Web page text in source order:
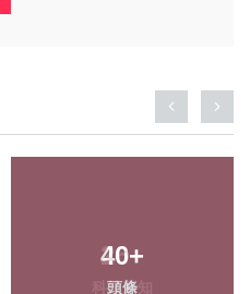
40+
頭條
26+
科技新知